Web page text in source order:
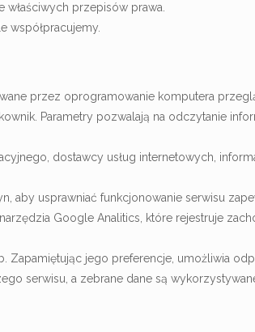
przepisów prawa.
współpracujemy.
przez oprogramowanie komputera
Parametry pozwalają na odczytanie
dostawcy usług internetowych,
aby usprawniać funkcjonowanie serwisu
Google Analitics, które rejestruje
Zapamiętując jego preferencje, umożliwia
serwisu, a zebrane dane są